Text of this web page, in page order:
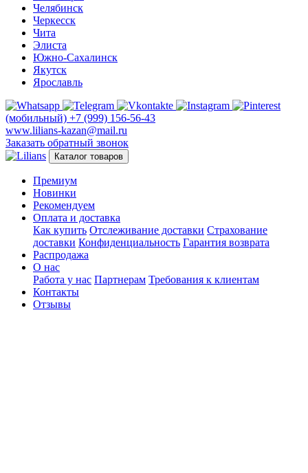
Челябинск
Черкесск
Чита
Элиста
Южно-Сахалинск
Якутск
Ярославль
(мобильный) +7 (999) 156-56-43
www.lilians-kazan@mail.ru
Заказать обратный звонок
Каталог товаров
Премиум
Новинки
Рекомендуем
Оплата и доставка
Как купить Отслеживание доставки Страхование
доставки Конфиденциальность Гарантия возврата
Распродажа
О нас
Работа у нас Партнерам Требования к клиентам
Контакты
Отзывы